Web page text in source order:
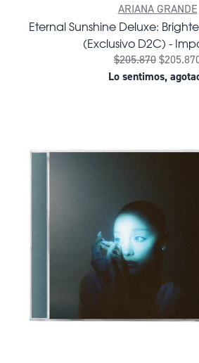
ARIANA GRANDE
Eternal Sunshine Deluxe:
(Exclusivo D2C) -
$205.870
Lo sentimos,